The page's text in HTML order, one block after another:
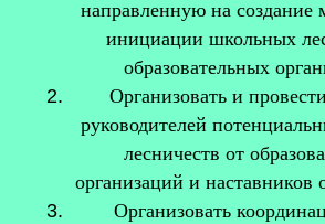
направленную на создание
инициации школьных
образовательных
Организовать и
руководителей
лесничеств от
организаций и наставников
Организовать